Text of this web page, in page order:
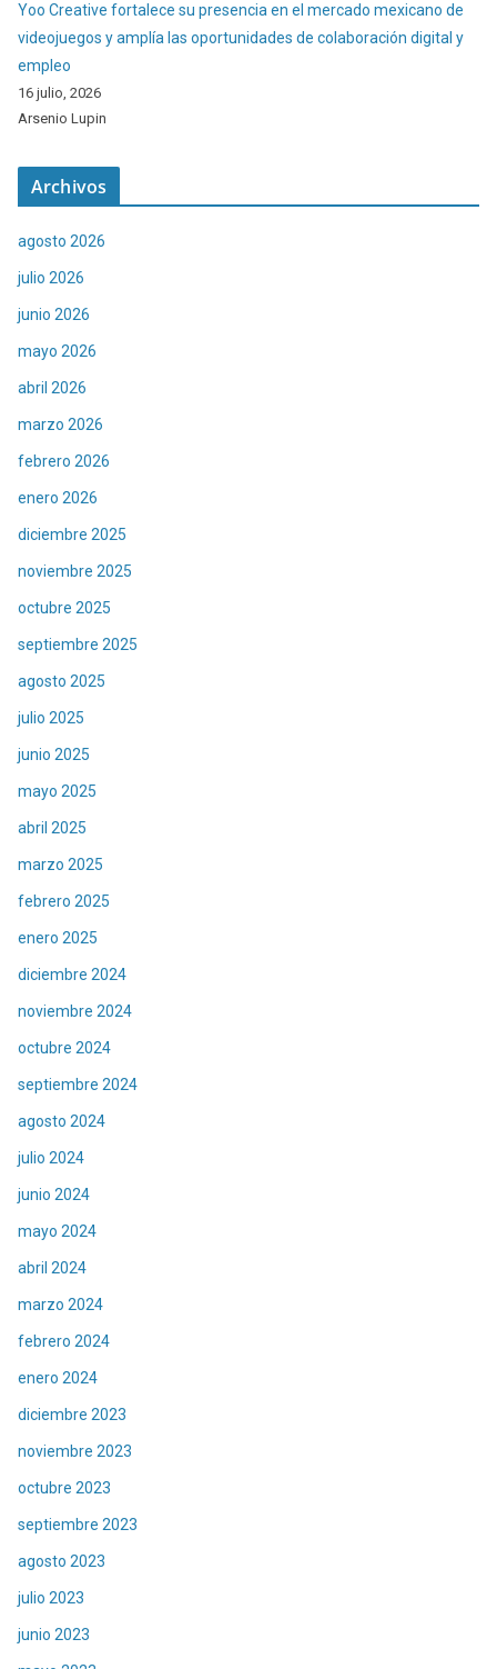
Yoo Creative fortalece su presencia en el mercado mexicano de
videojuegos y amplía las oportunidades de colaboración digital y
empleo
16 julio, 2026
Arsenio Lupin
Archivos
agosto 2026
julio 2026
junio 2026
mayo 2026
abril 2026
marzo 2026
febrero 2026
enero 2026
diciembre 2025
noviembre 2025
octubre 2025
septiembre 2025
agosto 2025
julio 2025
junio 2025
mayo 2025
abril 2025
marzo 2025
febrero 2025
enero 2025
diciembre 2024
noviembre 2024
octubre 2024
septiembre 2024
agosto 2024
julio 2024
junio 2024
mayo 2024
abril 2024
marzo 2024
febrero 2024
enero 2024
diciembre 2023
noviembre 2023
octubre 2023
septiembre 2023
agosto 2023
julio 2023
junio 2023